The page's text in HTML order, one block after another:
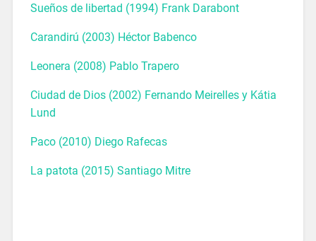
Sueños de libertad (1994) Frank Darabont
Carandirú (2003) Héctor Babenco
Leonera (2008) Pablo Trapero
Ciudad de Dios (2002) Fernando Meirelles y Kátia
Lund
Paco (2010) Diego Rafecas
La patota (2015) Santiago Mitre